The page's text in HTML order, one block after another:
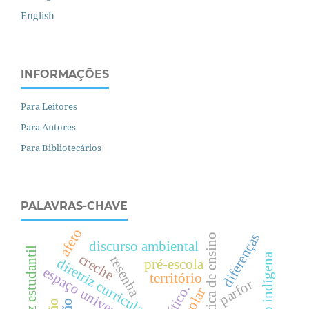
English
INFORMAÇÕES
Para Leitores
Para Autores
Para Bibliotecários
PALAVRAS-CHAVE
resenha território
diretriz curricular prática de ensino
discurso ambiental
parfor
voz estudantil pré-escola
creche diferenças
afeto